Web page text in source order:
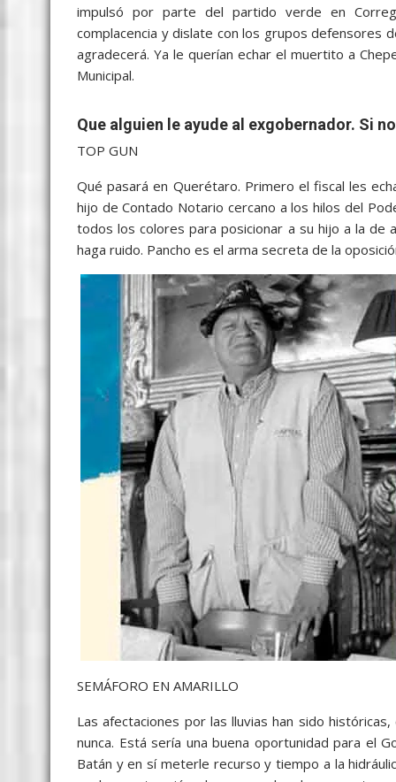
impulsó por parte del partido verde en
complacencia y dislate con los grupos defensores
agradecerá. Ya le querían echar el muertito a
Municipal.
Que alguien le ayude al exgobernador. Si
TOP GUN
Qué pasará en Querétaro. Primero el fiscal les
hijo de Contado Notario cercano a los hilos del
todos los colores para posicionar a su hijo a la de
haga ruido. Pancho es el arma secreta de la
SEMÁFORO EN AMARILLO
Las afectaciones por las lluvias han sido
nunca. Está sería una buena oportunidad para el
Batán y en sí meterle recurso y tiempo a la